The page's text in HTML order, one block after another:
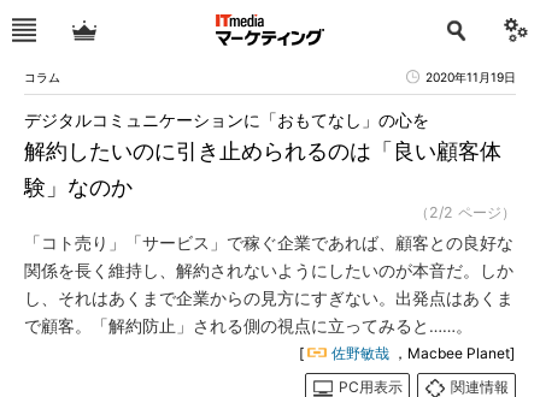
コラム 2020年11月19日
解約したいのに引き止められるのは「良い顧客体
験」なのか
デジタルコミュニケーションに「おもてなし」の心を
（2/2 ページ）
「コト売り」「サービス」で稼ぐ企業であれば、顧客との良好な
関係を長く維持し、解約されないようにしたいのが本音だ。しか
し、それはあくまで企業からの見方にすぎない。出発点はあくま
で顧客。「解約防止」される側の視点に立ってみると……。
[ 佐野敏哉 ，Macbee Planet]
PC用表示
関連情報